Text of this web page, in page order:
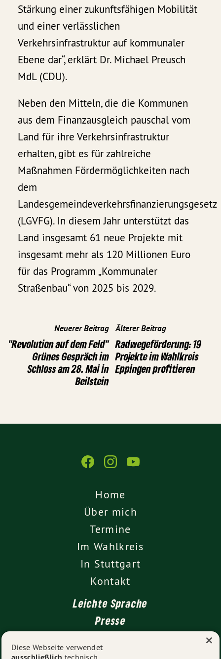
Stärkung einer zukunftsfähigen Mobilität
und einer verlässlichen
Verkehrsinfrastruktur auf kommunaler
Ebene dar“, erklärt Dr. Michael Preusch
MdL (CDU).
Neben den Mitteln, die die Kommunen
aus dem Finanzausgleich pauschal vom
Land für ihre Verkehrsinfrastruktur
erhalten, gibt es für zahlreiche
Maßnahmen Fördermöglichkeiten nach
dem
Landesgemeindeverkehrsfinanzierungsgesetz
(LGVFG). In diesem Jahr unterstützt das
Land insgesamt 61 neue Projekte mit
insgesamt mehr als 120 Millionen Euro
für das Programm „Kommunaler
Straßenbau“ von 2025 bis 2029.
Neuerer Beitrag
"Revolution auf dem Feld"
Grünes Gespräch im
Schloss am 28. Mai in
Beilstein
Älterer Beitrag
Radwegeförderung: 19
Projekte im Wahlkreis
Eppingen profitieren
Home
Über mich
Termine
Im Wahlkreis
In Stuttgart
Kontakt
Leichte Sprache
Presse
Diese Webseite verwendet ×